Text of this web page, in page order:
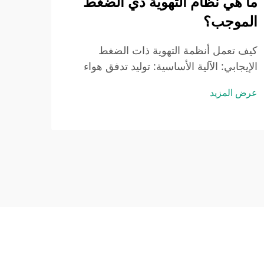
الموجب؟
كيف تعمل أنظمة التهوية ذات الضغط
الإيجابي: الآلية الأساسية: توليد تدفق هواء
التهوية ذات الضغط الإيجابي، والمعروفة عادةً
عرض المزيد